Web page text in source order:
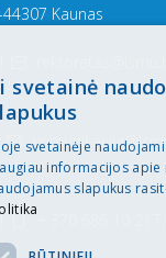
44307 Kaunas
|
svetainė
svetainėje
informacijos apie
slapukus